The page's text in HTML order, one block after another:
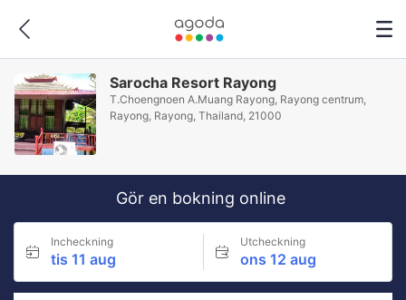
Sarocha Resort Rayong
T.Choengnoen A.Muang Rayong, Rayong centrum,
Rayong, Rayong, Thailand, 21000
Gör en bokning online
Incheckning
tis 11 aug
Utcheckning
ons 12 aug